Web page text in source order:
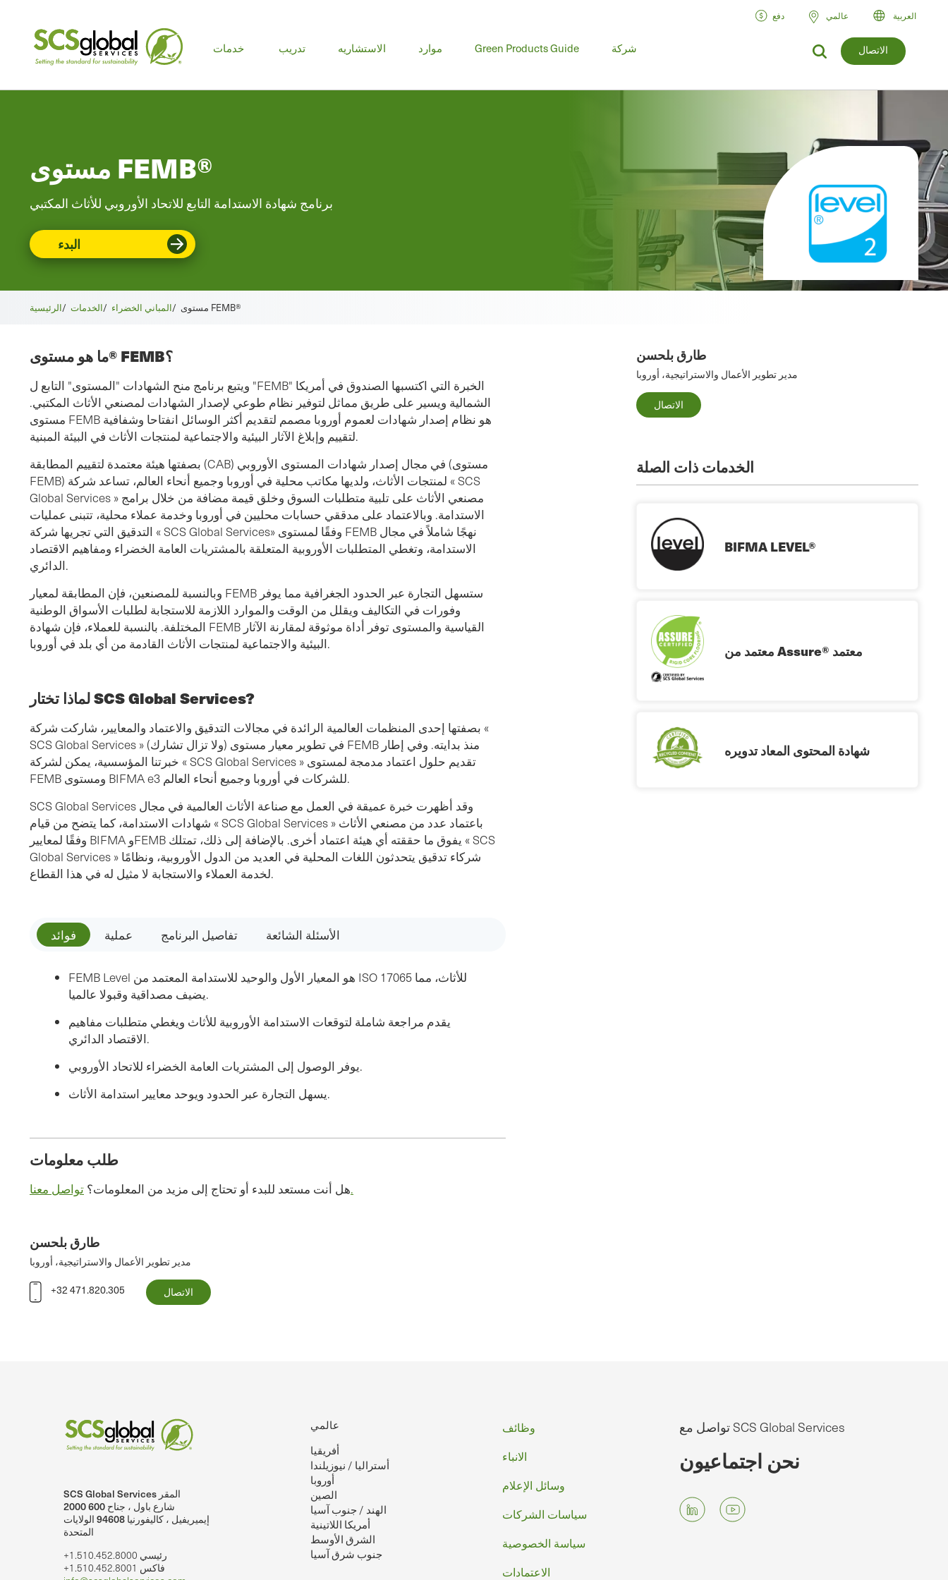
الاتصال خدمات
القائمة
تدريب الاستشاريه موارد Green Products Guide شركة
دفع عالمي العربية‏
مستوى FEMB®
برنامج شهادة الاستدامة التابع للاتحاد الأوروبي للأثاث المكتبي
البدء
الرئيسية/ الخدمات/ المباني الخضراء/ مستوى FEMB®
طارق بلحسن
مدير تطوير الأعمال والاستراتيجية، أوروبا
الاتصال
ما هو مستوى® FEMB؟
ويتبع برنامج منح الشهادات "المستوى" التابع ل "FEMB" الخبرة التي اكتسبها الصندوق في أمريكا
الشمالية ويسير على طريق مماثل لتوفير نظام طوعي لإصدار الشهادات لمصنعي الأثاث المكتبي.
مستوى FEMB هو نظام إصدار شهادات لعموم أوروبا مصمم لتقديم أكثر الوسائل انفتاحا وشفافية
لتقييم وإبلاغ الآثار البيئية والاجتماعية لمنتجات الأثاث في البيئة المبنية.
بصفتها هيئة معتمدة لتقييم المطابقة (CAB) في مجال إصدار شهادات المستوى الأوروبي (مستوى
FEMB) لمنتجات الأثاث، ولديها مكاتب محلية في أوروبا وجميع أنحاء العالم، تساعد شركة « SCS
Global Services » مصنعي الأثاث على تلبية متطلبات السوق وخلق قيمة مضافة من خلال برامج
الاستدامة. وبالاعتماد على مدققي حسابات محليين في أوروبا وخدمة عملاء محلية، تتبنى عمليات
التدقيق التي تجريها شركة « SCS Global Services» وفقًا لمستوى FEMB نهجًا شاملاً في مجال
الاستدامة، وتغطي المتطلبات الأوروبية المتعلقة بالمشتريات العامة الخضراء ومفاهيم الاقتصاد
الدائري.
وبالنسبة للمصنعين، فإن المطابقة لمعيار FEMB ستسهل التجارة عبر الحدود الجغرافية مما يوفر
وفورات في التكاليف ويقلل من الوقت والموارد اللازمة للاستجابة لطلبات الأسواق الوطنية
المختلفة. بالنسبة للعملاء، فإن شهادة FEMB القياسية والمستوى توفر أداة موثوقة لمقارنة الآثار
البيئية والاجتماعية لمنتجات الأثاث القادمة من أي بلد في أوروبا.
لماذا تختار SCS Global Services?
بصفتها إحدى المنظمات العالمية الرائدة في مجالات التدقيق والاعتماد والمعايير، شاركت شركة «
SCS Global Services » (ولا تزال تشارك) في تطوير معيار مستوى FEMB منذ بدايته. وفي إطار
خبرتنا المؤسسية، يمكن لشركة « SCS Global Services » تقديم حلول اعتماد مدمجة لمستوى
FEMB ومستوى BIFMA e3 للشركات في أوروبا وجميع أنحاء العالم.
SCS Global Services وقد أظهرت خبرة عميقة في العمل مع صناعة الأثاث العالمية في مجال
شهادات الاستدامة، كما يتضح من قيام « SCS Global Services » باعتماد عدد من مصنعي الأثاث
وفقًا لمعايير BIFMA وFEMB يفوق ما حققته أي هيئة اعتماد أخرى. بالإضافة إلى ذلك، تمتلك « SCS
Global Services » شركاء تدقيق يتحدثون اللغات المحلية في العديد من الدول الأوروبية، ونظامًا
لخدمة العملاء والاستجابة لا مثيل له في هذا القطاع.
فوائد عملية تفاصيل البرنامج الأسئلة الشائعة
FEMB Level هو المعيار الأول والوحيد للاستدامة المعتمد من ISO 17065 للأثاث، مما
يضيف مصداقية وقبولا عالميا.
يقدم مراجعة شاملة لتوقعات الاستدامة الأوروبية للأثاث ويغطي متطلبات مفاهيم
الاقتصاد الدائري.
يوفر الوصول إلى المشتريات العامة الخضراء للاتحاد الأوروبي.
يسهل التجارة عبر الحدود ويوحد معايير استدامة الأثاث.
طلب معلومات
هل أنت مستعد للبدء أو تحتاج إلى مزيد من المعلومات؟تواصل معنا.
طارق بلحسن
مدير تطوير الأعمال والاستراتيجية، أوروبا
+32 471.820.305
الاتصال
الخدمات ذات الصلة
BIFMA LEVEL®
معتمد من Assure® معتمد
شهادة المحتوى المعاد تدويره
SCS Global Services المقر
2000 شارع باول ، جناح 600
إيميريفيل ، كاليفورنيا 94608 الولايات
المتحدة
+1.510.452.8000 رئيسي
+1.510.452.8001 فاكس
عالمي
أفريقيا
أستراليا / نيوزيلندا
أوروبا
الصين
الهند / جنوب آسيا
أمريكا اللاتينية
الشرق الأوسط
جنوب شرق آسيا
تذييل
الصفحه
وظائف
الانباء
وسائل الإعلام
سياسات الشركات
سياسة الخصوصية
الاعتمادات
تواصل مع SCS Global Services
نحن اجتماعيون
SCSglobalServices على لينكد إن.
SCS Global Services على يوتيوب